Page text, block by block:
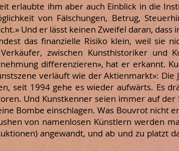
erlaubte ihm aber auch Einblick in die
von Fälschungen, Betrug,
Und er lässt keinen Zweifel daran,
das finanzielle Risiko klein, weil sie
zwischen Kunsthistoriker und
differenzieren», hat er erkannt.
verläuft wie der Aktienmarkt»: Die
seit 1994 gehe es wieder aufwärts. Es
Und Kunstkenner seien immer auf der
Bombe einschlagen. Was Bouvrot nicht
von namenlosen Künstlern werden
angewandt, und ab und zu platzt